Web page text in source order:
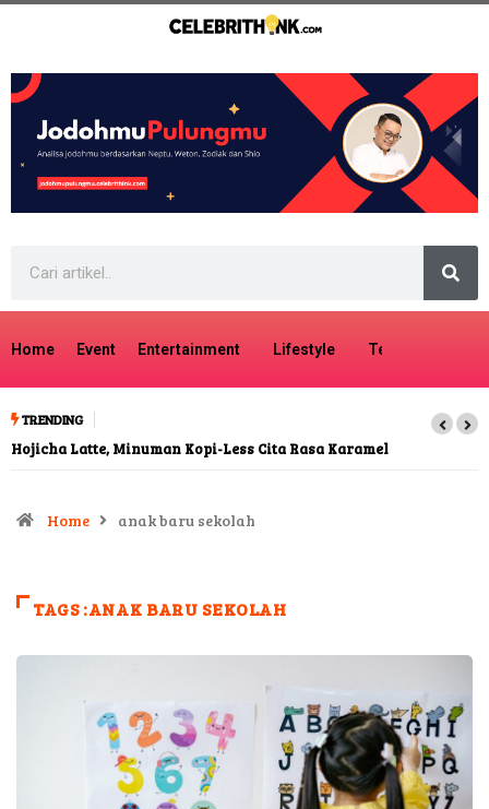
Home Event Entertainment Lifestyle Tech
TRENDING
Hojicha Latte, Minuman Kopi-Less Cita Rasa Karamel
Home anak baru sekolah
TAGS :ANAK BARU SEKOLAH